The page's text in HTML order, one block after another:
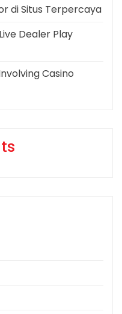
di Situs Terpercaya
Dealer Play
Casino